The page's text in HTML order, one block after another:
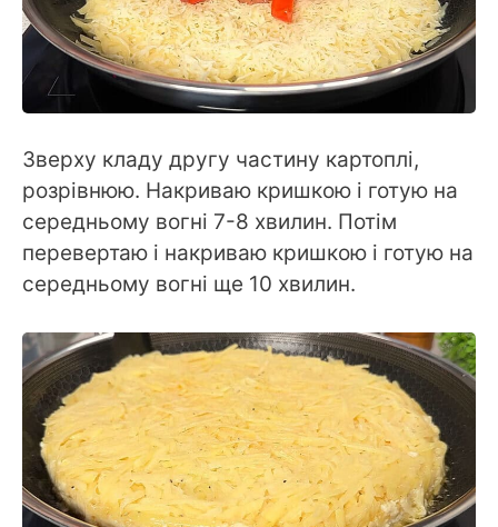
Зверху кладу другу частину картоплі,
розрівнюю. Накриваю кришкою і готую на
середньому вогні 7-8 хвилин. Потім
перевертаю і накриваю кришкою і готую на
середньому вогні ще 10 хвилин.